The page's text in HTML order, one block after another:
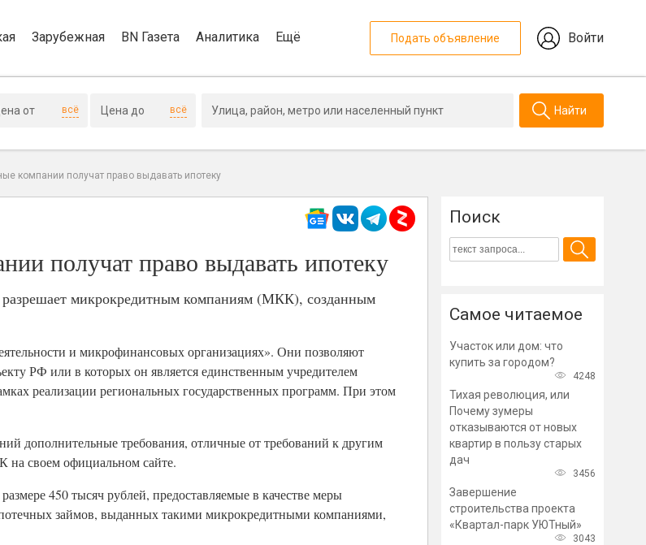
Зарубежная BN Газета Аналитика Ещё Подать объявление Войти
всё всё Найти
компании получат право выдавать ипотеку
получат право выдавать ипотеку
микрокредитным компаниям (МКК), созданным
и микрофинансовых организациях». Они позволяют
РФ или в которых он является единственным учредителем
реализации региональных государственных программ. При этом
дополнительные требования, отличные от требований к другим
на своем официальном сайте.
450 тысяч рублей, предоставляемые в качестве меры
займов, выданных такими микрокредитными компаниями,
Поиск
Самое читаемое
Участок или дом: что
купить за городом?
4248
Тихая революция, или
Почему зумеры
отказываются от новых
квартир в пользу старых
дач
3456
Завершение
строительства проекта
«Квартал-парк УЮТный»
3043